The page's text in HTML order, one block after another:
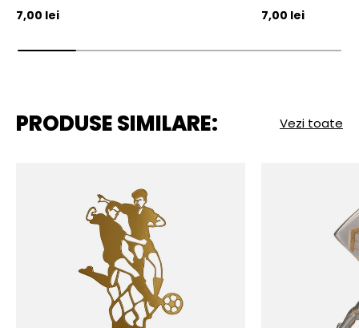
Pret initial
7,00 lei Pret initial
7,00 lei
PRODUSE SIMILARE: Vezi toate